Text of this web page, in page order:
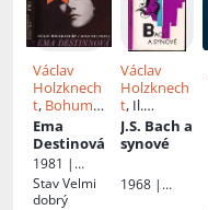
Václav
Holzknech
t, Bohumil
Trita
Ema
Destinová
1981 |
Panton
StavVelmi
dobrý
Václav
Holzknech
t, Il.
Jaroslav
Eugen
Jiránek
J.S. Bach a
synové
1968 |